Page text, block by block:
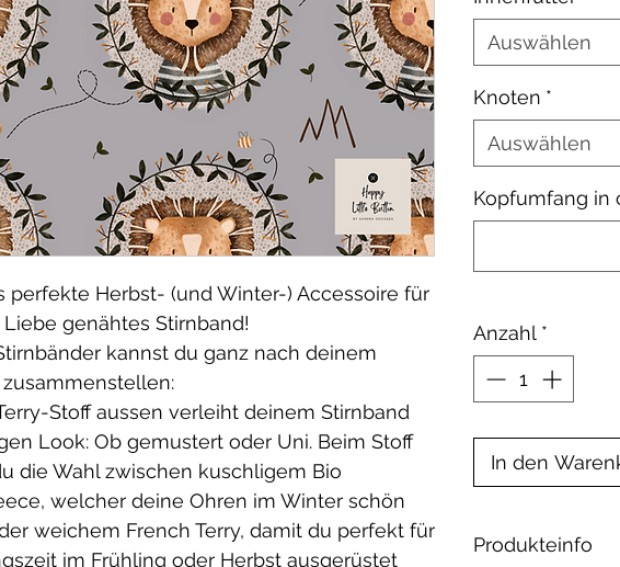
perfekte Herbst- (und Winter-) Accessoire für
genähtes Stirnband!
kannst du ganz nach deinem
Stoff aussen verleiht deinem Stirnband
Look: Ob gemustert oder Uni. Beim Stoff
die Wahl zwischen kuschligem Bio
welcher deine Ohren im Winter schön
weichem French Terry, damit du perfekt für
im Frühling oder Herbst ausgerüstet
Auswählen
Knoten *
Auswählen
Kopfumfang in
Anzahl *
In den
Produkteinfo